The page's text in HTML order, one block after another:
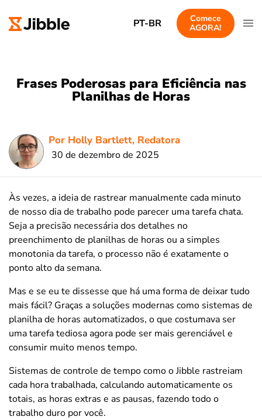
PT-BR
Comece
AGORA!
Frases Poderosas para Eficiência nas
Planilhas de Horas
Por Holly Bartlett, Redatora
30 de dezembro de 2025
Às vezes, a ideia de rastrear manualmente cada minuto
de nosso dia de trabalho pode parecer uma tarefa chata.
Seja a precisão necessária dos detalhes no
preenchimento de planilhas de horas ou a simples
monotonia da tarefa, o processo não é exatamente o
ponto alto da semana.
Mas e se eu te dissesse que há uma forma de deixar tudo
mais fácil? Graças a soluções modernas como sistemas de
planilha de horas automatizados, o que costumava ser
uma tarefa tediosa agora pode ser mais gerenciável e
consumir muito menos tempo.
Sistemas de controle de tempo como o Jibble rastreiam
cada hora trabalhada, calculando automaticamente os
totais, as horas extras e as pausas, fazendo todo o
trabalho duro por você.